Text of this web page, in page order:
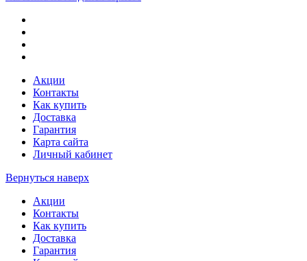
Акции
Контакты
Как купить
Доставка
Гарантия
Карта сайта
Личный кабинет
Вернуться наверх
Акции
Контакты
Как купить
Доставка
Гарантия